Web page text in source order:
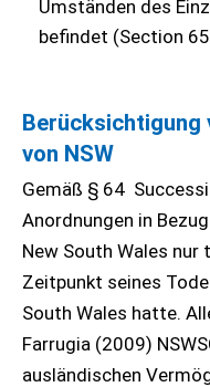
Umständen des
befindet (Section
Berücksichtigung
von NSW
Gemäß § 64
Anordnungen in
New South Wales nur
Zeitpunkt seines
South Wales hatte.
Farrugia (2009)
ausländischen